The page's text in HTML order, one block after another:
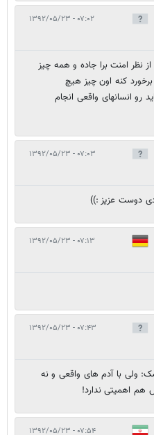
۰۷:۰۲ - ۱۳۹۲/۰۵/۲۳
نظر امنت برا جاده و همه چیز
کنه اون چیز هیچ
رو انسانهای واقعی انجام
۰۷:۰۳ - ۱۳۹۲/۰۵/۲۳
دوست عزیز :))
۰۷:۱۳ - ۱۳۹۲/۰۵/۲۳
۰۷:۴۳ - ۱۳۹۲/۰۵/۲۳
ولی با آدم های واقعی و نه
هم اهمیتی ندارد!
۰۷:۵۴ - ۱۳۹۲/۰۵/۲۳